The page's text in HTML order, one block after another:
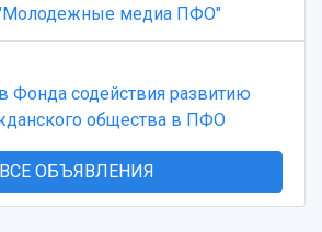
"Молодежные медиа ПФО"
Фонда содействия развитию
общества в ПФО
ВСЕ ОБЪЯВЛЕНИЯ